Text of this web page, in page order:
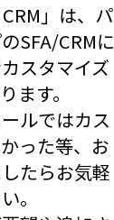
CRM」は、パ
SFA/CRMに
スタマイズ
ます。
ルではカス
った等、お
たらお気軽
。